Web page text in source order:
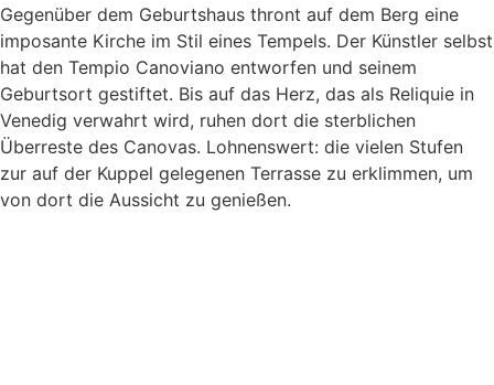
Gegenüber dem Geburtshaus thront auf dem Berg eine
imposante Kirche im Stil eines Tempels. Der Künstler selbst
hat den Tempio Canoviano entworfen und seinem
Geburtsort gestiftet. Bis auf das Herz, das als Reliquie in
Venedig verwahrt wird, ruhen dort die sterblichen
Überreste des Canovas. Lohnenswert: die vielen Stufen
zur auf der Kuppel gelegenen Terrasse zu erklimmen, um
von dort die Aussicht zu genießen.